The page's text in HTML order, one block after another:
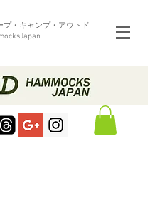
プ・キャンプ・アウトド